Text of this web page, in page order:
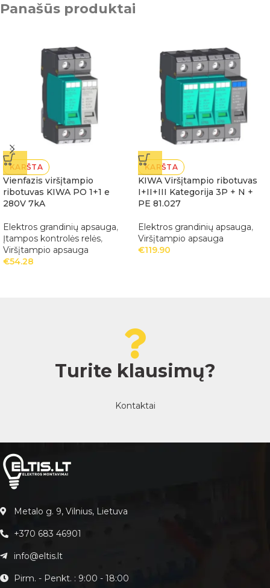
Panašūs produktai
KARŠTA
Vienfazis viršįtampio
ribotuvas KIWA PO 1+1 e
280V 7kA
Elektros grandinių apsauga,
Įtampos kontrolės relės,
Viršįtampio apsauga
€54.28
KARŠTA
KIWA Viršįtampio ribotuvas
I+II+III Kategorija 3P + N +
PE 81.027
Elektros grandinių apsauga,
Viršįtampio apsauga
€119.90
Turite klausimų?
Kontaktai
Metalo g. 9, Vilnius, Lietuva
+370 683 46901
info@eltis.lt
Pirm. - Penkt. : 9:00 - 18:00